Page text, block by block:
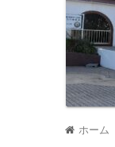
ホーム